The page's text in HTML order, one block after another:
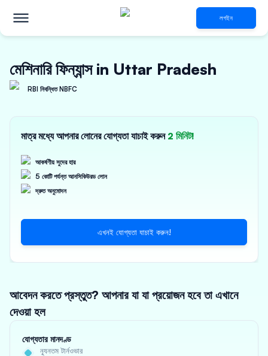
লগইন
মেশিনারি ফিন্যান্স in Uttar Pradesh
RBI নিবন্ধিত NBFC
মাত্র মধ্যে আপনার লোনের যোগ্যতা যাচাই করুন 2 মিনিট!
আকর্ষণীয় সুদের হার
5 কোটি পর্যন্ত আনসিকিউরড লোন
দ্রুত অনুমোদন
এখনই যোগ্যতা যাচাই করুন!
আবেদন করতে প্রস্তুত? আপনার যা যা প্রয়োজন হবে তা এখানে
দেওয়া হল
যোগ্যতার মানদণ্ড
ন্যূনতম টার্নওভার